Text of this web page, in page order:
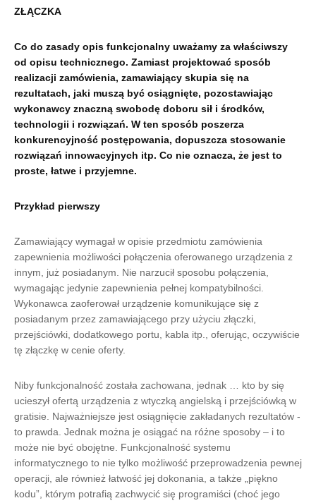
ZŁĄCZKA
Co do zasady opis funkcjonalny uważamy za właściwszy
od opisu technicznego. Zamiast projektować sposób
realizacji zamówienia, zamawiający skupia się na
rezultatach, jaki muszą być osiągnięte, pozostawiając
wykonawcy znaczną swobodę doboru sił i środków,
technologii i rozwiązań. W ten sposób poszerza
konkurencyjność postępowania, dopuszcza stosowanie
rozwiązań innowacyjnych itp. Co nie oznacza, że jest to
proste, łatwe i przyjemne.
Przykład pierwszy
Zamawiający wymagał w opisie przedmiotu zamówienia
zapewnienia możliwości połączenia oferowanego urządzenia z
innym, już posiadanym. Nie narzucił sposobu połączenia,
wymagając jedynie zapewnienia pełnej kompatybilności.
Wykonawca zaoferował urządzenie komunikujące się z
posiadanym przez zamawiającego przy użyciu złączki,
przejściówki, dodatkowego portu, kabla itp., oferując, oczywiście
tę złączkę w cenie oferty.
Niby funkcjonalność została zachowana, jednak … kto by się
ucieszył ofertą urządzenia z wtyczką angielską i przejściówką w
gratisie. Najważniejsze jest osiągnięcie zakładanych rezultatów -
to prawda. Jednak można je osiągać na różne sposoby – i to
może nie być obojętne. Funkcjonalność systemu
informatycznego to nie tylko możliwość przeprowadzenia pewnej
operacji, ale również łatwość jej dokonania, a także „piękno
kodu”, którym potrafią zachwycić się programiści (choć jego